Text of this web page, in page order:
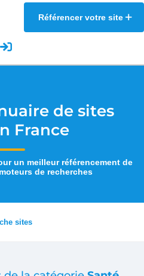
Référencer votre site
de sites
France
un meilleur référencement de
de recherches
sites